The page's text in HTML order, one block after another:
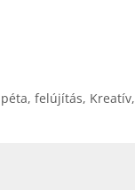
, felújítás, Kreatív,